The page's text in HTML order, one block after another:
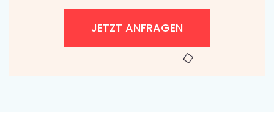
JETZT ANFRAGEN